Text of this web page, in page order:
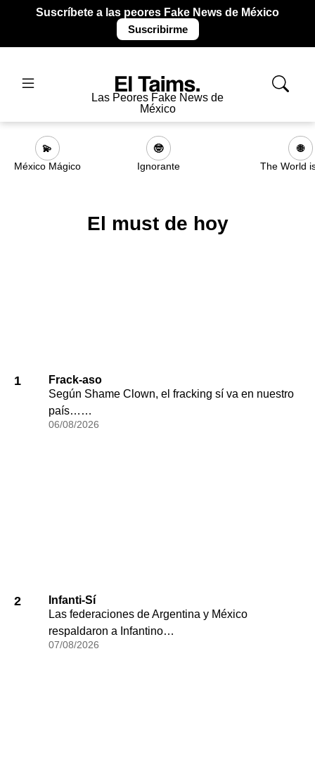
Suscríbete a las peores Fake News de México
Suscribirme
Las Peores Fake News de
México
💫
México Mágico
🤓
Ignorante
🌐
The World
El must de hoy
1
Frack-aso
Según Shame Clown, el fracking sí va en nuestro
país……
06/08/2026
2
Infanti-Sí
Las federaciones de Argentina y México
respaldaron a Infantino…
07/08/2026